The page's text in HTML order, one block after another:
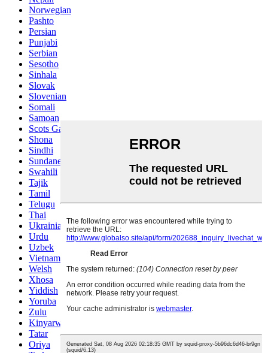
Norwegian
Pashto
Persian
Punjabi
Serbian
Sesotho
Sinhala
Slovak
Slovenian
Somali
Samoan
Scots Gaelic
Shona
Sindhi
Sundanese
Swahili
Tajik
Tamil
Telugu
Thai
Ukrainian
Urdu
Uzbek
Vietnamese
Welsh
Xhosa
Yiddish
Yoruba
Zulu
Kinyarwanda
Tatar
Oriya